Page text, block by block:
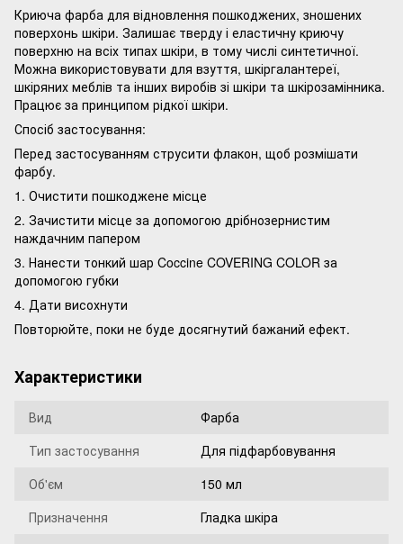
Криюча фарба для відновлення пошкоджених, зношених
поверхонь шкіри. Залишає тверду і еластичну криючу
поверхню на всіх типах шкіри, в тому числі синтетичної.
Можна використовувати для взуття, шкіргалантереї,
шкіряних меблів та інших виробів зі шкіри та шкірозамінника.
Працює за принципом рідкої шкіри.
Спосіб застосування:
Перед застосуванням струсити флакон, щоб розмішати
фарбу.
1. Очистити пошкоджене місце
2. Зачистити місце за допомогою дрібнозернистим
наждачним папером
3. Нанести тонкий шар Coccine COVERING COLOR за
допомогою губки
4. Дати висохнути
Повторюйте, поки не буде досягнутий бажаний ефект.
Характеристики
Вид
Фарба
Тип застосування
Для підфарбовування
Об'єм
150 мл
Призначення
Гладка шкіра